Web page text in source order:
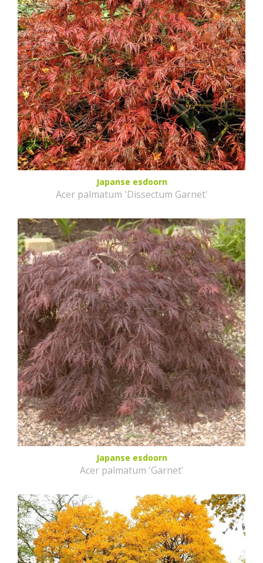
Japanse esdoorn
Acer palmatum 'Dissectum Garnet'
Japanse esdoorn
Acer palmatum 'Garnet'